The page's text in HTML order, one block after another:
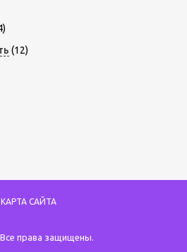
(12)
КАРТА САЙТА
права защищены.